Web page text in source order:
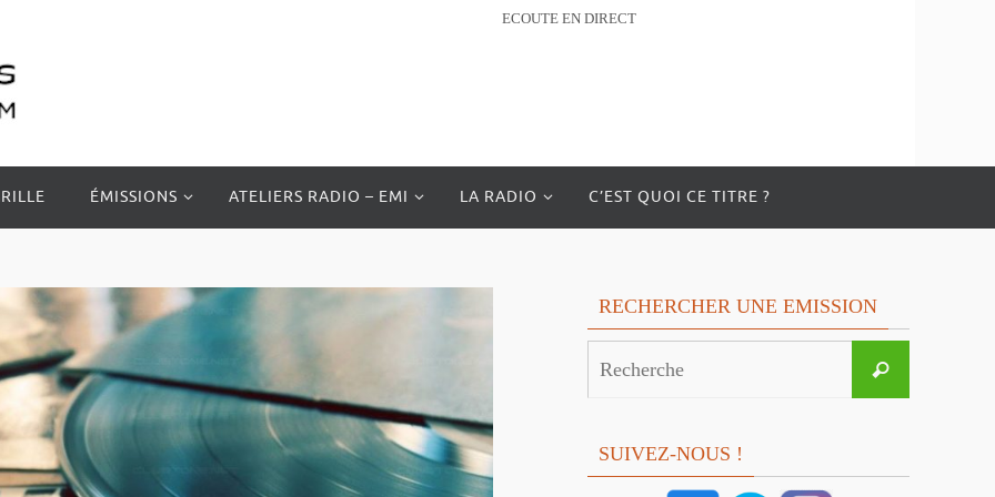
ECOUTE EN DIRECT
ÉMISSIONS ATELIERS RADIO – EMI LA RADIO C’EST QUOI CE TITRE ?
RECHERCHER UNE EMISSION
Recherche
SUIVEZ-NOUS !